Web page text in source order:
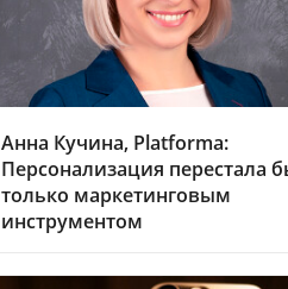
Анна Кучина, Platforma:
Персонализация перестала
только маркетинговым
инструментом